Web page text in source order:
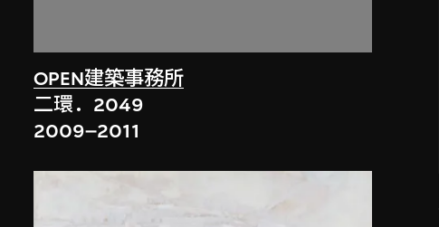
OPEN建築事務所
二環．2049
2009–2011